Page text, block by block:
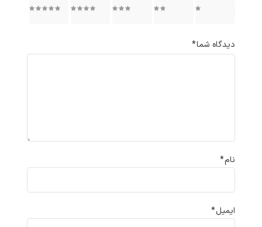
۳ از ۵ ۴ از ۵ ۵ از ۵
دیدگاه شما*
نام*
ایمیل*